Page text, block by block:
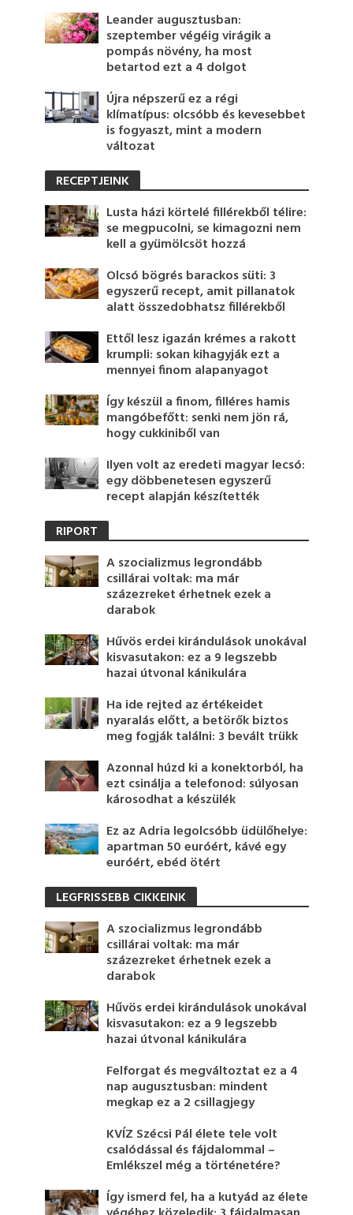
Leander augusztusban:
szeptember végéig virágik a
pompás növény, ha most
betartod ezt a 4 dolgot
Újra népszerű ez a régi
klímatípus: olcsóbb és kevesebbet
is fogyaszt, mint a modern
változat
RECEPTJEINK
Lusta házi körtelé fillérekből télire:
se megpucolni, se kimagozni nem
kell a gyümölcsöt hozzá
Olcsó bögrés barackos süti: 3
egyszerű recept, amit pillanatok
alatt összedobhatsz fillérekből
Ettől lesz igazán krémes a rakott
krumpli: sokan kihagyják ezt a
mennyei finom alapanyagot
Így készül a finom, filléres hamis
mangóbefőtt: senki nem jön rá,
hogy cukkiniből van
Ilyen volt az eredeti magyar lecsó:
egy döbbenetesen egyszerű
recept alapján készítették
RIPORT
A szocializmus legrondább
csillárai voltak: ma már
százezreket érhetnek ezek a
darabok
Hűvös erdei kirándulások unokával
kisvasutakon: ez a 9 legszebb
hazai útvonal kánikulára
Ha ide rejted az értékeidet
nyaralás előtt, a betörők biztos
meg fogják találni: 3 bevált trükk
Azonnal húzd ki a konektorból, ha
ezt csinálja a telefonod: súlyosan
károsodhat a készülék
Ez az Adria legolcsóbb üdülőhelye:
apartman 50 euróért, kávé egy
euróért, ebéd ötért
LEGFRISSEBB CIKKEINK
A szocializmus legrondább
csillárai voltak: ma már
százezreket érhetnek ezek a
darabok
Hűvös erdei kirándulások unokával
kisvasutakon: ez a 9 legszebb
hazai útvonal kánikulára
Felforgat és megváltoztat ez a 4
nap augusztusban: mindent
megkap ez a 2 csillagjegy
KVÍZ Szécsi Pál élete tele volt
csalódással és fájdalommal –
Emlékszel még a történetére?
Így ismerd fel, ha a kutyád az élete